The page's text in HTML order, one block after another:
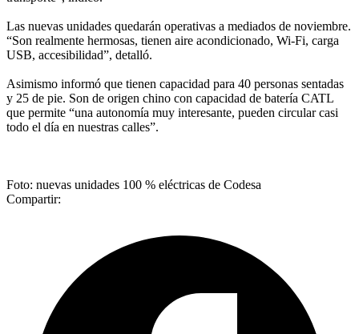
Las nuevas unidades quedarán operativas a mediados de noviembre.
“Son realmente hermosas, tienen aire acondicionado, Wi-Fi, carga
USB, accesibilidad”, detalló.
Asimismo informó que tienen capacidad para 40 personas sentadas
y 25 de pie. Son de origen chino con capacidad de batería CATL
que permite “una autonomía muy interesante, pueden circular casi
todo el día en nuestras calles”.
Foto: nuevas unidades 100 % eléctricas de Codesa
Compartir: